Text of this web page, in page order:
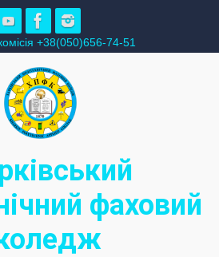
+38(050)656-74-51
фаховий